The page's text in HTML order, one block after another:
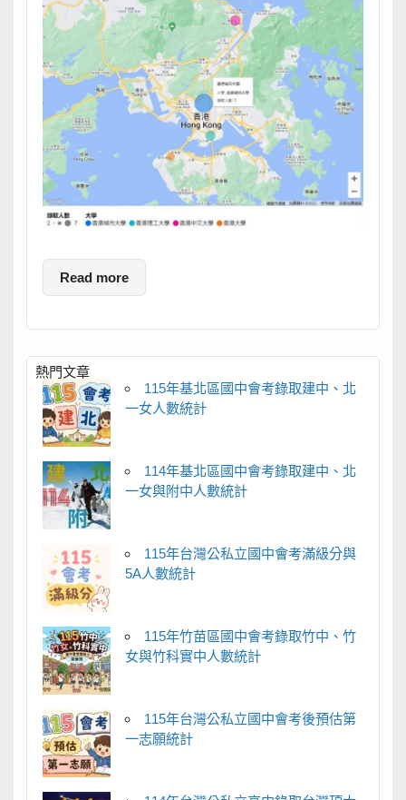
Read more
熱門文章
115年基北區國中會考錄取建中、北
一女人數統計
114年基北區國中會考錄取建中、北
一女與附中人數統計
115年台灣公私立國中會考滿級分與
5A人數統計
115年竹苗區國中會考錄取竹中、竹
女與竹科實中人數統計
115年台灣公私立國中會考後預估第
一志願統計